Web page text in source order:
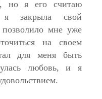
но я его считаю
я закрыла свой
мне уже
на своем
для меня быть
любовь, и я